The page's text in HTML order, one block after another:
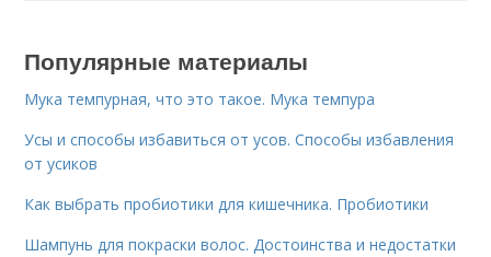
Популярные материалы
Мука темпурная, что это такое. Мука темпура
Усы и способы избавиться от усов. Способы избавления
от усиков
Как выбрать пробиотики для кишечника. Пробиотики
Шампунь для покраски волос. Достоинства и недостатки